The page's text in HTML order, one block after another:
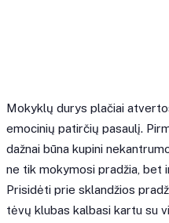
Mokyklų durys plačiai
emocinių patirčių pasaulį.
dažnai būna kupini
ne tik mokymosi pradžia, bet
Prisidėti prie sklandžios
tėvų klubas kalbasi kartu su